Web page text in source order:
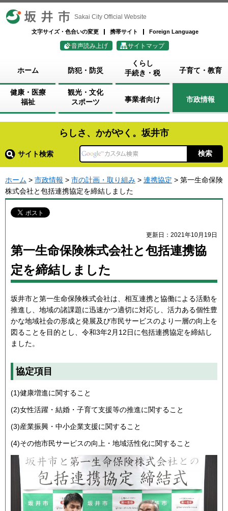
坂井市 Sakai City Official Website
文字サイズ・色合いの変更 携帯サイト Foreign Language
音声読み上げ サイトマップ
ホーム 防犯・防災
くらし
手続き・税
子育て・教育
健康・医療
福祉
観光・文化
スポーツ
事業者向け 市政情報
らしさ、かがやく。坂井市
サイト検索
ホーム > 市政情報 > 市の計画・取り組み > 連携協定 > 第一生命保険
株式会社と包括連携協定を締結しました
更新日：2021年10月19日
第一生命保険株式会社と包括連携協
定を締結しました
坂井市と第一生命保険株式会社は、相互連携と協働による活動を
推進し、地域の諸課題に迅速かつ適切に対応し、活力ある個性豊
かな地域社会の形成と発展及び市民サービスのより一層の向上を
図ることを目的とし、令和3年2月12日に包括連携協定を締結し
ました。
協定項目
(1)健康増進に関すること
(2)女性活躍・結婚・子育て支援等の推進に関すること
(3)産業振興・中小企業支援に関すること
(4)その他市民サービスの向上・地域活性化に関すること